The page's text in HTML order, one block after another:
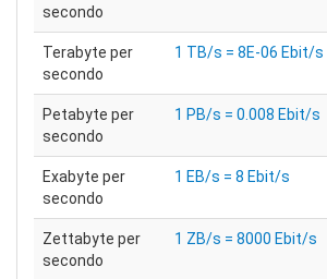
secondo
Terabyte per
secondo
1 TB/s = 8E-06 Ebit/s
Petabyte per
secondo
1 PB/s = 0.008 Ebit/s
Exabyte per
secondo
1 EB/s = 8 Ebit/s
Zettabyte per
secondo
1 ZB/s = 8000 Ebit/s